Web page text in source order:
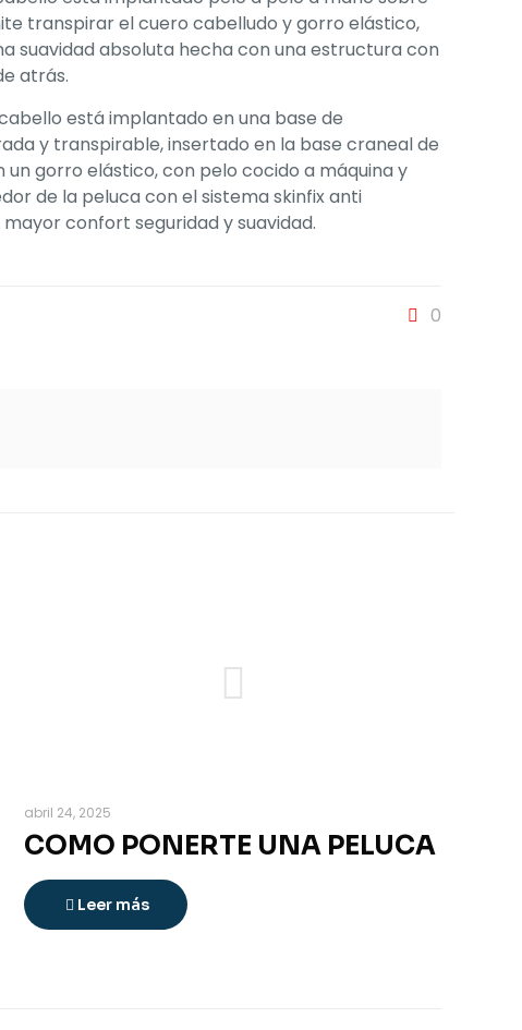
transpirar el cuero cabelludo y gorro elástico,
suavidad absoluta hecha con una estructura con
atrás.
está implantado en una base de
y transpirable, insertado en la base craneal de
un gorro elástico, con pelo cocido a máquina y
de la peluca con el sistema skinfix anti
confort seguridad y suavidad.
0
abril 24, 2025
COMO PONERTE UNA PELUCA
Leer más